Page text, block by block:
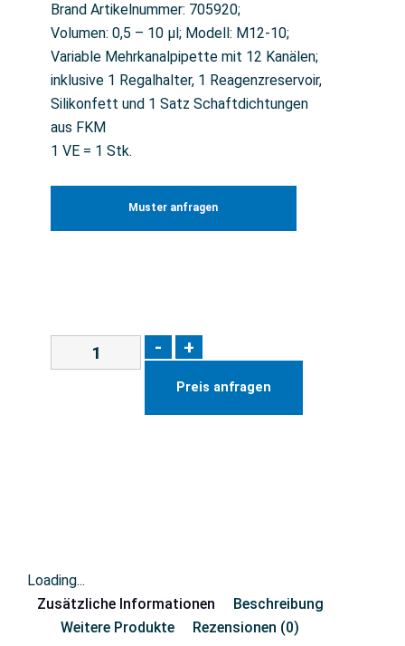
Brand Artikelnummer: 705920;
Volumen: 0,5 – 10 µl; Modell: M12-10;
Variable Mehrkanalpipette mit 12 Kanälen;
inklusive 1 Regalhalter, 1 Reagenzreservoir,
Silikonfett und 1 Satz Schaftdichtungen
aus FKM
1 VE = 1 Stk.
Muster anfragen
- +
Preis anfragen
Loading...
Zusätzliche Informationen
Beschreibung
Weitere Produkte
Rezensionen (0)